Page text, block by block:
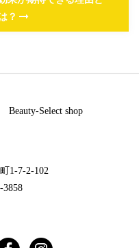
？
Beauty-Select shop
1-7-2-102
3858